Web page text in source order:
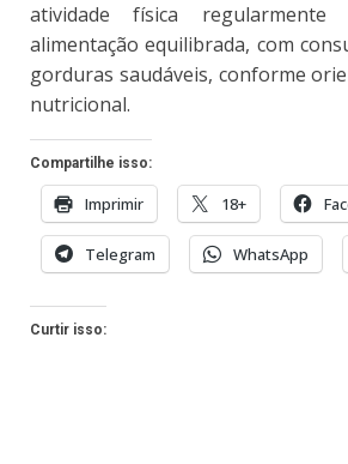
atividade física
alimentação equilibrada, com
gorduras saudáveis, conforme
nutricional.
Compartilhe isso:
Imprimir 18+
Telegram WhatsApp
Curtir isso: